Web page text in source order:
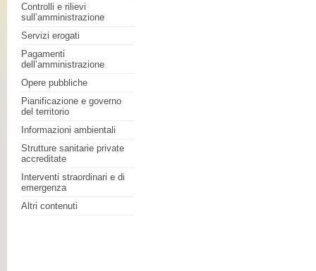
Controlli e rilievi
sull’amministrazione
Servizi erogati
Pagamenti
dell’amministrazione
Opere pubbliche
Pianificazione e governo
del territorio
Informazioni ambientali
Strutture sanitarie private
accreditate
Interventi straordinari e di
emergenza
Altri contenuti